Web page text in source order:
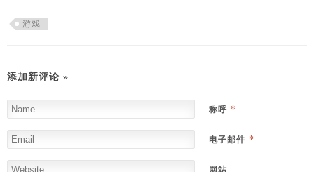
游戏
添加新评论 »
称呼 *
电子邮件 *
网站